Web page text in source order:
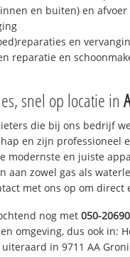
en buiten) en
en
reparatie en
snel op locatie in
die bij ons bedrijf
en zijn professioneel
modernste en juiste
aan zowel gas als
met ons op om direct
nog met 050-
omgeving, dus ook in:
uiteraard in 9711 AA